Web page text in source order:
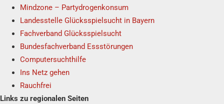
Mindzone – Partydrogenkonsum
Landesstelle Glücksspielsucht in Bayern
Fachverband Glücksspielsucht
Bundesfachverband Essstörungen
Computersuchthilfe
Ins Netz gehen
Rauchfrei
Links zu regionalen Seiten